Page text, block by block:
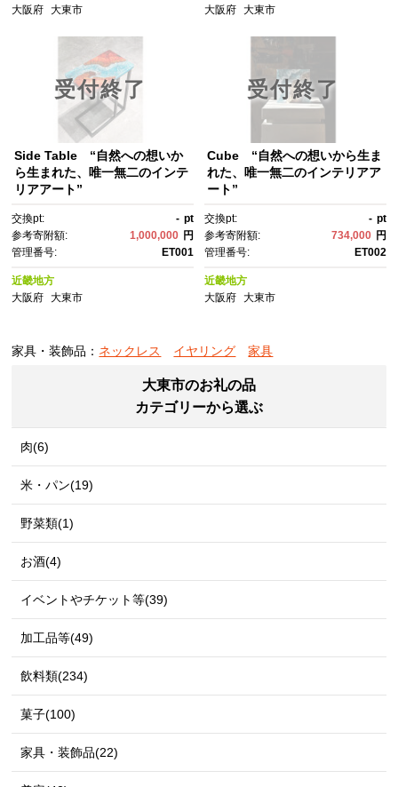
大阪府
大東市
大阪府 大東市
受付終了
Side Table “自然への想いか
ら生まれた、唯一無二のインテ
リアアート”
交換pt: - pt
参考寄附額:
1,000,000 円
管理番号:
ET001
近畿地方
大阪府
大東市
受付終了
Cube “自然への想いから生ま
れた、唯一無二のインテリアア
ート”
交換pt: - pt
参考寄附額:
734,000 円
管理番号:
ET002
近畿地方
大阪府 大東市
家具・装飾品： ネックレス イヤリング 家具
大東市のお礼の品
カテゴリーから選ぶ
肉(6)
米・パン(19)
野菜類(1)
お酒(4)
イベントやチケット等(39)
加工品等(49)
飲料類(234)
菓子(100)
家具・装飾品(22)